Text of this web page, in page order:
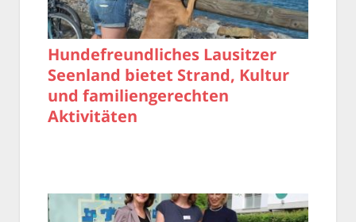
Hundefreundliches Lausitzer
Seenland bietet Strand, Kultur
und familiengerechten
Aktivitäten